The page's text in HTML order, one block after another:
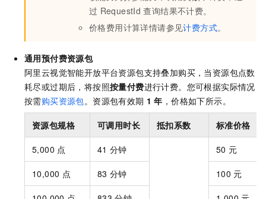
过 RequestId 查询结果不计费。
价格费用计算详情请参见计费方式。
通用预付费资源包
阿里云视觉智能开放平台资源包支持叠加购买，当资源包点数
耗尽或过期后，将按照按量付费进行计费。您可根据实际情况
按需购买资源包。资源包有效期 1 年 ，价格如下所示。
资源包规格 可调用时长 抵扣系数 标准价格
5,000 点 41 分钟 50 元
10,000 点 83 分钟 100 元